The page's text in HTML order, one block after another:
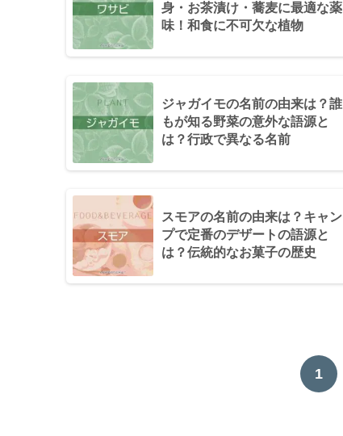
身・お茶漬け・蕎麦に最適な薬
味！和食に不可欠な植物
ジャガイモの名前の由来は？誰
もが知る野菜の意外な語源と
は？行政で異なる名前
スモアの名前の由来は？キャン
プで定番のデザートの語源と
は？伝統的なお菓子の歴史
1